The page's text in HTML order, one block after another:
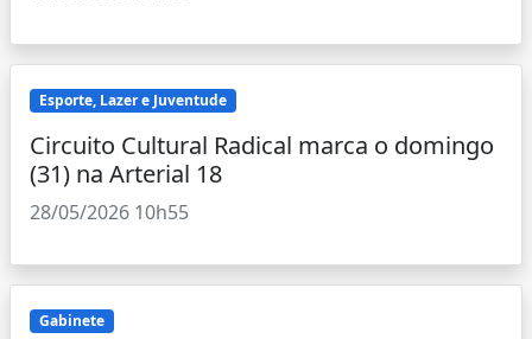
Esporte, Lazer e Juventude
Circuito Cultural Radical marca o domingo
(31) na Arterial 18
28/05/2026 10h55
Gabinete